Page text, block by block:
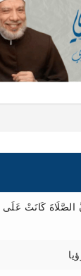
كَانَتْ عَلَى